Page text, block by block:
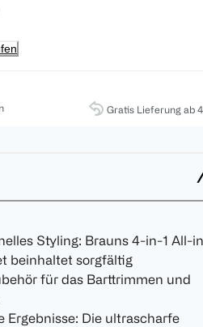
Gratis Lieferung ab
Styling: Brauns 4-in-1 All-
beinhaltet sorgfältig
für das Barttrimmen und
Ergebnisse: Die ultrascharfe